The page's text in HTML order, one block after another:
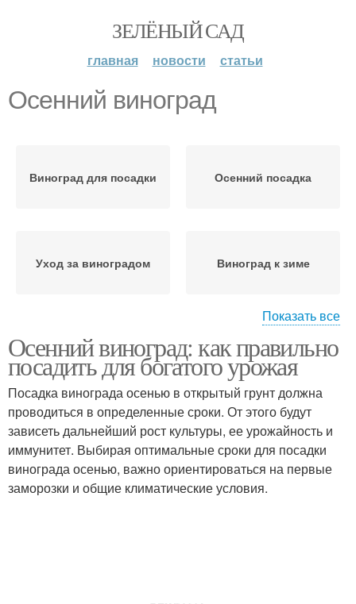
ЗЕЛЁНЫЙ САД
главная новости статьи
Осенний виноград
Виноград для посадки Осенний посадка
Уход за виноградом Виноград к зиме
Виноград перед
посадкой
Показать все
Осенний виноград: как правильно
посадить для богатого урожая
Посадка винограда осенью в открытый грунт должна
проводиться в определенные сроки. От этого будут
зависеть дальнейший рост культуры, ее урожайность и
иммунитет. Выбирая оптимальные сроки для посадки
винограда осенью, важно ориентироваться на первые
заморозки и общие климатические условия.